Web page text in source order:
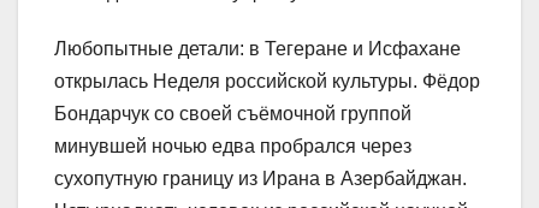
Любопытные детали: в Тегеране и Исфахане
открылась Неделя российской культуры. Фёдор
Бондарчук со своей съёмочной группой
минувшей ночью едва пробрался через
сухопутную границу из Ирана в Азербайджан.